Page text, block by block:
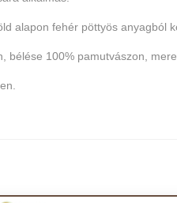
alapon fehér pöttyös anyagból
bélése 100% pamutvászon,